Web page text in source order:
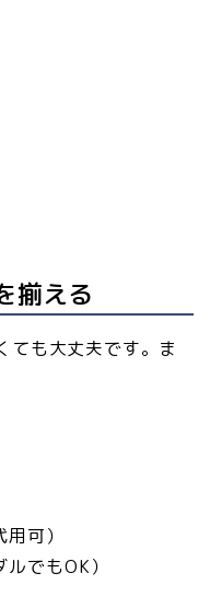
揃える
ても大丈夫です。ま
可）
でもOK）